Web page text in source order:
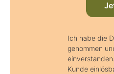
Ich habe die
genommen
Kunde